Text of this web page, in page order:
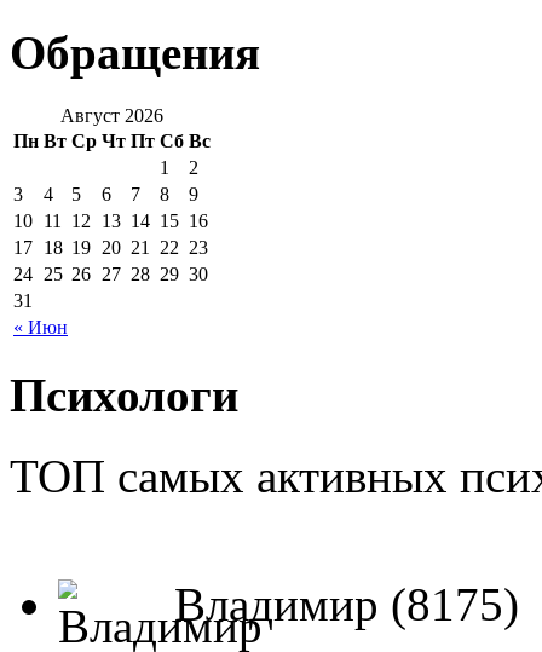
Обращения
Август 2026
Пн Вт Ср Чт Пт Сб Вс
« Июн
1
2
3
4 5 6 7 8
9
10 11 12 13 14 15 16
17 18 19 20 21 22 23
24 25 26 27 28 29 30
31
Психологи
ТОП самых активных
Владимир (8175)